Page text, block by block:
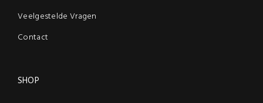
Veelgestelde Vragen
Contact
SHOP